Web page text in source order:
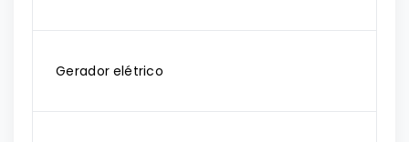
Gerador elétrico